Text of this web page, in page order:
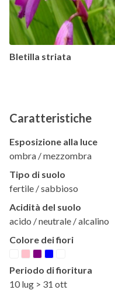
Bletilla striata
Caratteristiche
Esposizione alla luce
ombra / mezzombra
Tipo di suolo
fertile / sabbioso
Acidità del suolo
acido / neutrale / alcalino
Colore dei fiori
Periodo di fioritura
10 lug > 31 ott